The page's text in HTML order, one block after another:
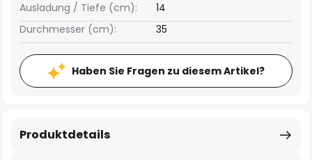
Ausladung / Tiefe (cm):
14
Durchmesser (cm):
35
Haben Sie Fragen zu diesem Artikel?
Produktdetails